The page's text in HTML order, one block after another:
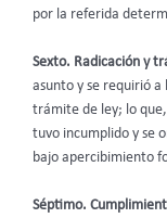
por la referida
Sexto. Radicación y
asunto y se requirió a
trámite de ley; lo
tuvo incumplido y se
bajo apercibimiento
Séptimo.